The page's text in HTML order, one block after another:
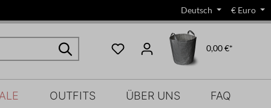
Deutsch € Euro
0,00 €*
OUTFITS ÜBER UNS FAQ